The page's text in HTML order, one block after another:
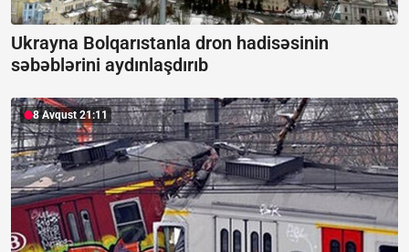
Ukrayna Bolqarıstanla dron hadisəsinin
səbəblərini aydınlaşdırıb
8 Avqust 21:11